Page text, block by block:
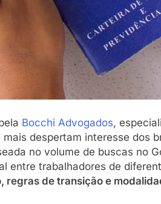
Bocchi Advogados,
despertam interesse dos
no volume de buscas no
entre trabalhadores de
regras de transição e